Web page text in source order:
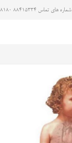
شماره های تماس ۸۸۴۱۵۳۳۴ ۸۸۴۳۸۱۸۰